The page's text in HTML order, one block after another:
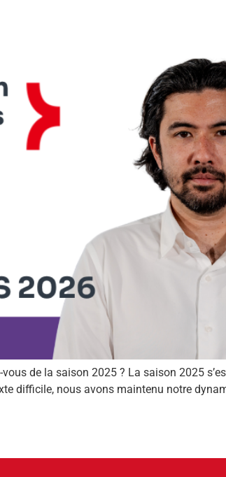
de la saison 2025 ? La saison 2025
difficile, nous avons maintenu notre